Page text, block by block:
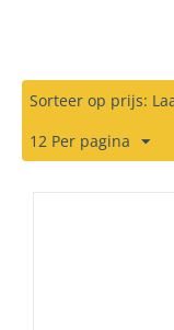
Sorteer op prijs:
12 Per pagina